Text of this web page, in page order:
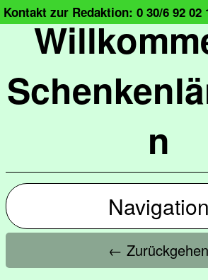
n
Kontakt zur Redaktion: 0 30/6 92 02
Navigation
← Zurückgehen